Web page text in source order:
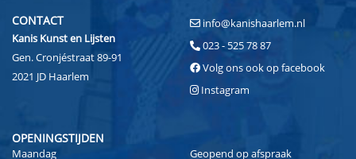
CONTACT
Kanis Kunst en Lijsten
Gen. Cronjéstraat 89-91
2021 JD Haarlem
info@kanishaarlem.nl
023 - 525 78 87
Volg ons ook op facebook
Instagram
OPENINGSTIJDEN
Maandag Geopend op afspraak